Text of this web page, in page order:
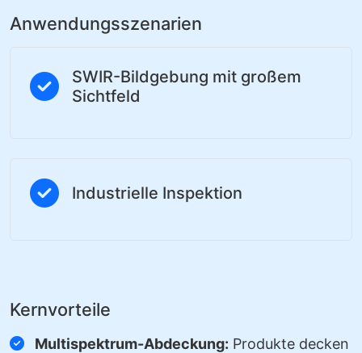
Anwendungsszenarien
SWIR-Bildgebung mit großem
Sichtfeld
Industrielle Inspektion
Kernvorteile
Multispektrum-Abdeckung: Produkte decken